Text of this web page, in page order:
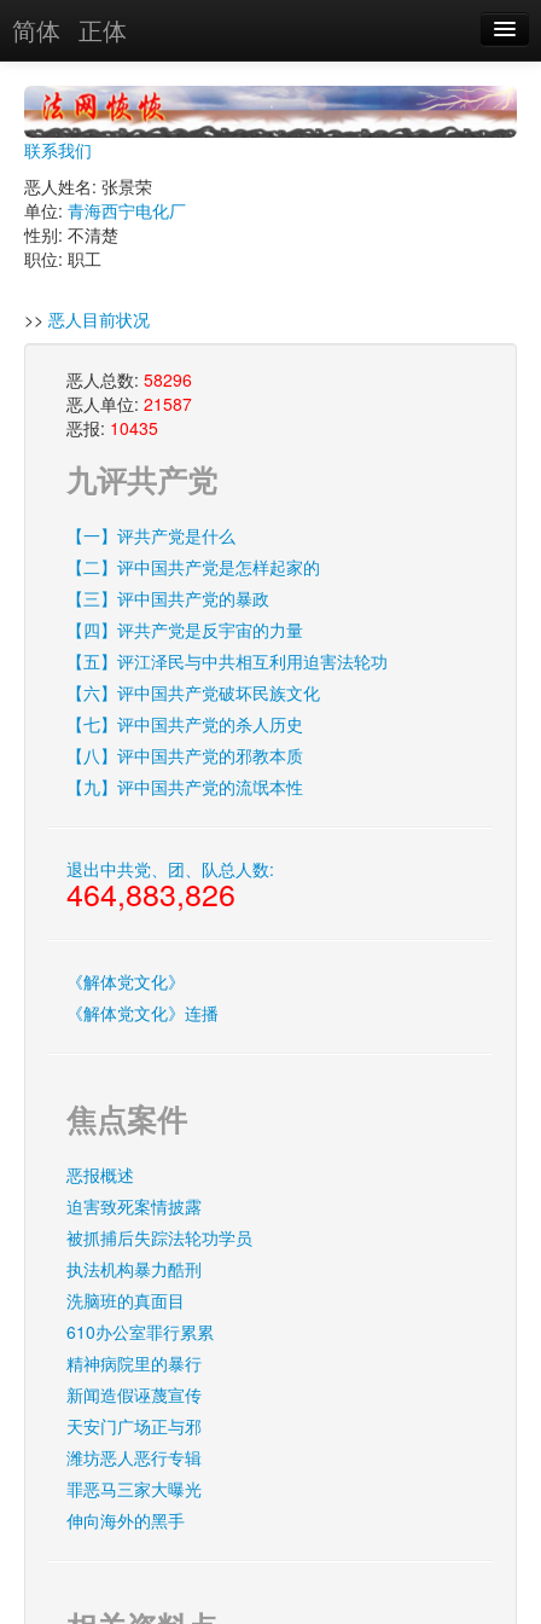
简体 正体
恶报实例
恶人图片
恶人单位
单位图片
搜索
联系我们
恶人姓名: 张景荣
单位: 青海西宁电化厂
性别: 不清楚
职位: 职工
>> 恶人目前状况
恶人总数: 58296
恶人单位: 21587
恶报: 10435
九评共产党
【一】评共产党是什么
【二】评中国共产党是怎样起家的
【三】评中国共产党的暴政
【四】评共产党是反宇宙的力量
【五】评江泽民与中共相互利用迫害法轮功
【六】评中国共产党破坏民族文化
【七】评中国共产党的杀人历史
【八】评中国共产党的邪教本质
【九】评中国共产党的流氓本性
退出中共党、团、队总人数:
464,883,826
《解体党文化》
《解体党文化》连播
焦点案件
恶报概述
迫害致死案情披露
被抓捕后失踪法轮功学员
执法机构暴力酷刑
洗脑班的真面目
610办公室罪行累累
精神病院里的暴行
新闻造假诬蔑宣传
天安门广场正与邪
潍坊恶人恶行专辑
罪恶马三家大曝光
伸向海外的黑手